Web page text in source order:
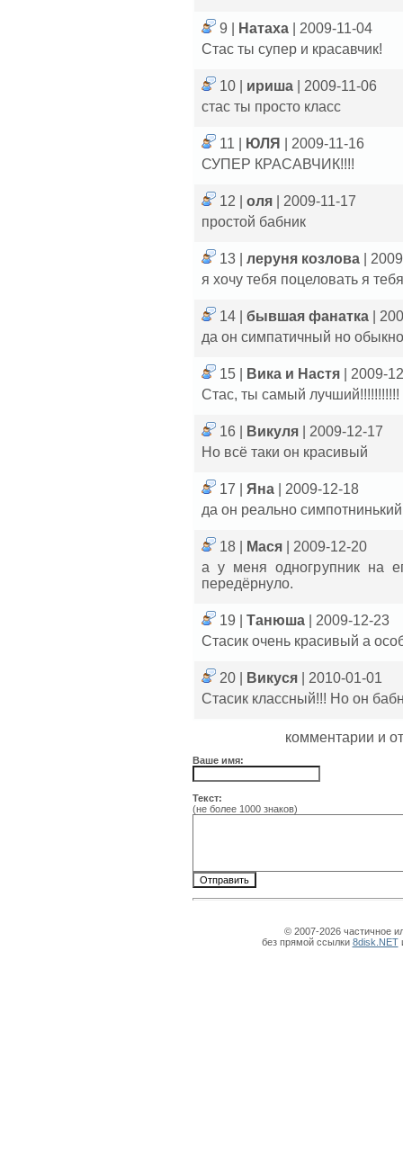
9 | Натаха
| 2009-11-04
Стас ты супер и красавчик!
10 | ириша
| 2009-11-06
стас ты просто класс
11 | ЮЛЯ
| 2009-11-16
СУПЕР КРАСАВЧИК!!!!
12 | оля
| 2009-11-17
простой бабник
13 | леруня козлова
|
я хочу тебя поцеловать я
14 | бывшая фанатка
|
да он симпатичный но
15 | Вика и Настя
| 2009-
Стас, ты самый лучший!!!!!!!!!!!
16 | Викуля
| 2009-12-17
Но всё таки он красивый
17 | Яна
| 2009-12-18
да он реально
18 | Мася
| 2009-12-20
а у меня одногрупник на
передёрнуло.
19 | Танюша
| 2009-12-23
Стасик очень красивый а
20 | Викуся
| 2010-01-01
Стасик классный!!! Но он
комментарии и
Ваше имя:
Текст:
(не более 1000 знаков)
© 2007-2026 частичное
без прямой ссылки 8disk.NET